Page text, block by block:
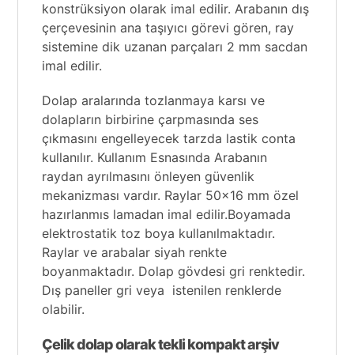
konstrüksiyon olarak imal edilir. Arabanın dış
çerçevesinin ana taşıyıcı görevi gören, ray
sistemine dik uzanan parçaları 2 mm sacdan
imal edilir.
Dolap aralarında tozlanmaya karsı ve
dolapların birbirine çarpmasında ses
çıkmasını engelleyecek tarzda lastik conta
kullanılır. Kullanım Esnasında Arabanın
raydan ayrılmasını önleyen güvenlik
mekanizması vardır. Raylar 50×16 mm özel
hazırlanmıs lamadan imal edilir.Boyamada
elektrostatik toz boya kullanılmaktadır.
Raylar ve arabalar siyah renkte
boyanmaktadır. Dolap gövdesi gri renktedir.
Dış paneller gri veya istenilen renklerde
olabilir.
Çelik dolap olarak tekli kompakt arşiv